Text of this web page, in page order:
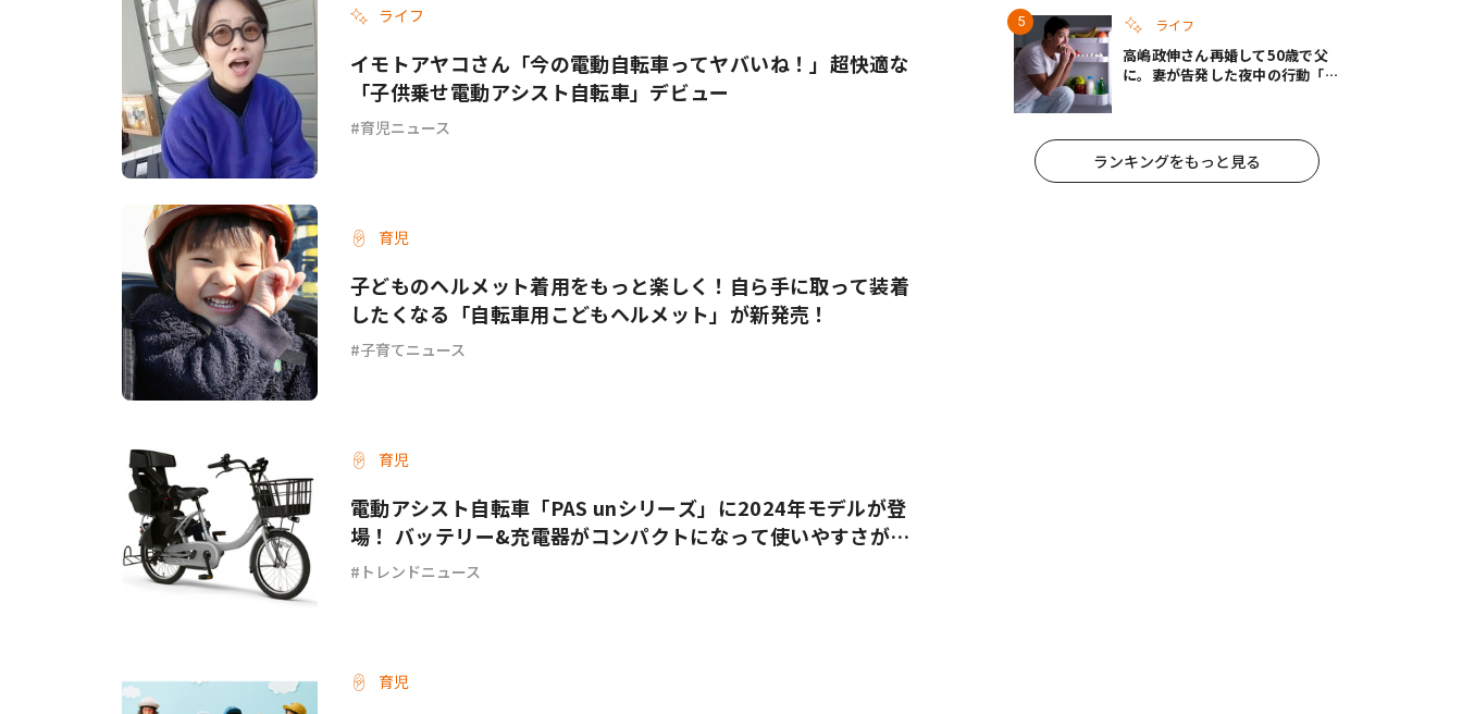
ライフ
イモトアヤコさん「今の電動自転車ってヤバいね！」超快適な
「子供乗せ電動アシスト自転車」デビュー
育児ニュース
育児
子どものヘルメット着用をもっと楽しく！自ら手に取って装着
したくなる「自転車用こどもヘルメット」が新発売！
子育てニュース
育児
電動アシスト自転車「PAS unシリーズ」に2024年モデルが登
場！ バッテリー&充電器がコンパクトになって使いやすさが進
化トレンドニュース
育児
ライフ
高嶋政伸さん再婚して50歳で父
に。妻が告発した夜中の行動「こ
ランキングをもっと見る